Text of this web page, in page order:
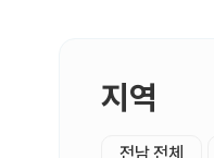
지역
전남 전체